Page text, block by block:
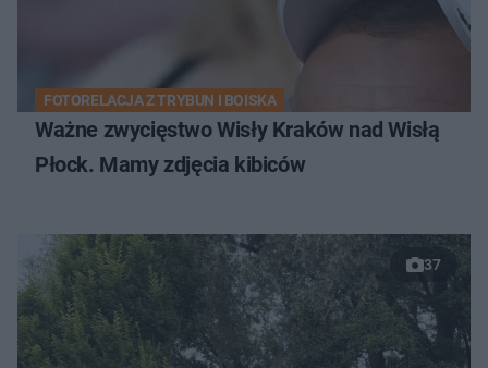
FOTORELACJA Z TRYBUN I BOISKA
Ważne zwycięstwo Wisły Kraków nad Wisłą
Płock. Mamy zdjęcia kibiców
37